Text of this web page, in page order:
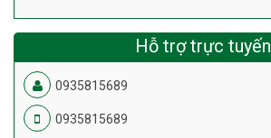
Hỗ trợ trực tuyến
0935815689
0935815689